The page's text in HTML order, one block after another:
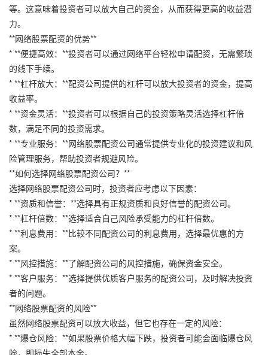
等。这意味着投资者可以放大自己的资金，从而获得更高的收益潜
力。
**网络股票配资的优势**
* **便捷高效：**投资者可以通过网络平台轻松申请配资，无需繁琐
的线下手续。
* **杠杆放大：**配资公司提供的杠杆可以放大投资者的资金，提高
收益率。
* **资金灵活：**投资者可以根据自己的投资策略灵活选择杠杆倍
数，满足不同的投资需求。
* **专业服务：**网络股票配资公司通常提供专业化的投资建议和风
险管理服务，帮助投资者规避风险。
**如何选择网络股票配资公司？**
选择网络股票配资公司时，投资者应考虑以下因素：
* **资质和信誉：**选择具有正规资质和良好信誉的配资公司。
* **杠杆倍数：**选择适合自己风险承受能力的杠杆倍数。
* **利息费用：**比较不同配资公司的利息费用，选择最优惠的方
案。
* **风控措施：**了解配资公司的风控措施，确保资金安全。
* **客户服务：**选择提供优质客户服务的配资公司，及时解决投资
者的问题。
**网络股票配资的风险**
虽然网络股票配资可以放大收益，但它也存在一定的风险：
* **爆仓风险：**如果股票价格大幅下跌，投资者可能会面临爆仓风